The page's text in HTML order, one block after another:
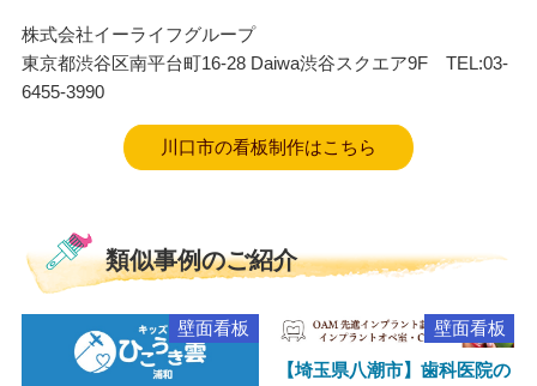
株式会社イーライフグループ
東京都渋谷区南平台町16-28 Daiwa渋谷スクエア9F TEL:03-
6455-3990
川口市の看板制作はこちら
類似事例のご紹介
壁面看板 壁面看板
【埼玉県八潮市】歯科医院の